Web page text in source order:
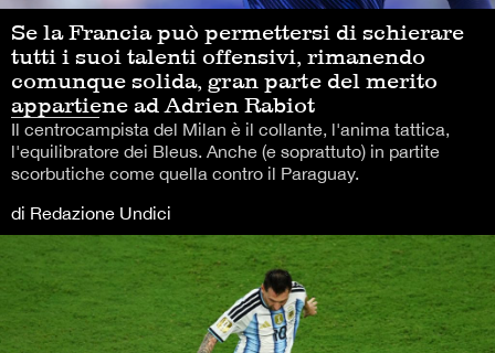
Se la Francia può permettersi di schierare
tutti i suoi talenti offensivi, rimanendo
comunque solida, gran parte del merito
appartiene ad Adrien Rabiot
Il centrocampista del Milan è il collante, l'anima tattica,
l'equilibratore dei Bleus. Anche (e soprattuto) in partite
scorbutiche come quella contro il Paraguay.
di Redazione Undici